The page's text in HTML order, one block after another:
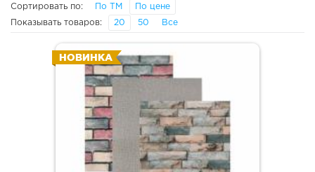
Сортировать по: По ТМ По цене
Показывать товаров: 20 50 Все
НОВИНКА